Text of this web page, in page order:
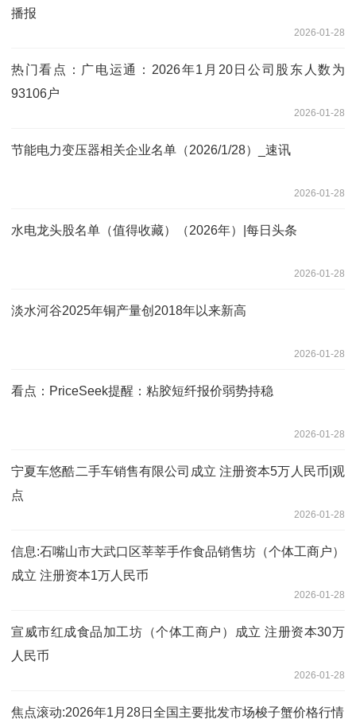
播报
2026-01-28
热门看点：广电运通：2026年1月20日公司股东人数为
93106户
2026-01-28
节能电力变压器相关企业名单（2026/1/28）_速讯
2026-01-28
水电龙头股名单（值得收藏）（2026年）|每日头条
2026-01-28
淡水河谷2025年铜产量创2018年以来新高
2026-01-28
看点：PriceSeek提醒：粘胶短纤报价弱势持稳
2026-01-28
宁夏车悠酷二手车销售有限公司成立 注册资本5万人民币|观
点
2026-01-28
信息:石嘴山市大武口区莘莘手作食品销售坊（个体工商户）
成立 注册资本1万人民币
2026-01-28
宣威市红成食品加工坊（个体工商户）成立 注册资本30万
人民币
2026-01-28
焦点滚动:2026年1月28日全国主要批发市场梭子蟹价格行情